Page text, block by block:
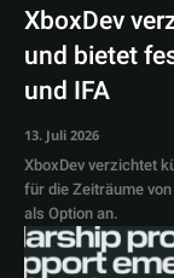
XboxDev
und bietet
und IFA
13. Juli 2026
XboxDev verzichtet
für die Zeiträume
als Option an.